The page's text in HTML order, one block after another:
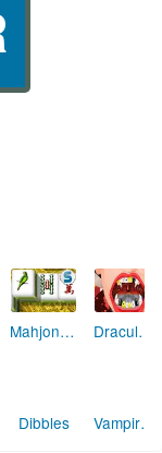
Mahjong Tower Dracula chez le dentiste
Dibbles